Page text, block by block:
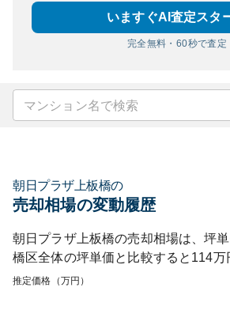
いますぐAI査定スタ
完全無料・60秒で査定
朝日プラザ上板橋の
売却相場の変動履歴
朝日プラザ上板橋の売却相場は、坪
橋区全体の坪単価と比較すると 114万
推定価格（万円）